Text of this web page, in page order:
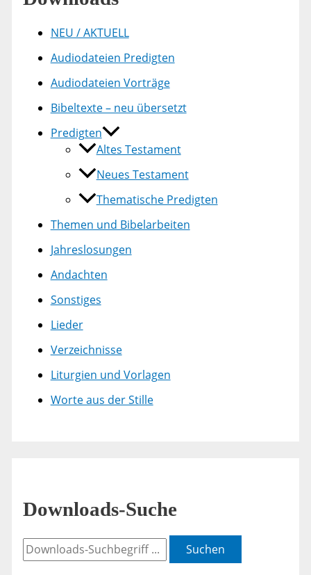
NEU / AKTUELL
Audiodateien Predigten
Audiodateien Vorträge
Bibeltexte – neu übersetzt
Predigten
Altes Testament
Neues Testament
Thematische Predigten
Themen und Bibelarbeiten
Jahreslosungen
Andachten
Sonstiges
Lieder
Verzeichnisse
Liturgien und Vorlagen
Worte aus der Stille
Downloads-Suche
Suchen